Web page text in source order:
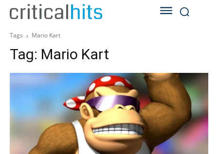
Tags Mario Kart
Tag: Mario Kart